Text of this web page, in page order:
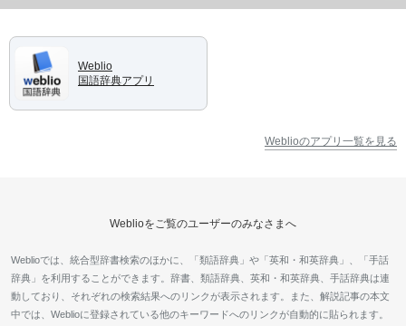
Weblio
国語辞典アプリ
Weblioのアプリ一覧を見る
Weblioをご覧のユーザーのみなさまへ
Weblioでは、統合型辞書検索のほかに、「類語辞典」や「英和・和英辞典」、「手話
辞典」を利用することができます。辞書、類語辞典、英和・和英辞典、手話辞典は連
動しており、それぞれの検索結果へのリンクが表示されます。また、解説記事の本文
中では、Weblioに登録されている他のキーワードへのリンクが自動的に貼られます。